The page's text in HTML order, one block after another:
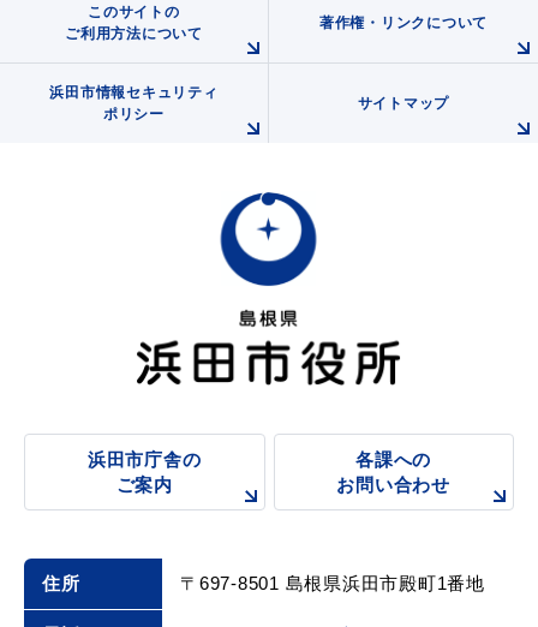
このサイトの
ご利用方法について
著作権・リンクについて
浜田市情報セキュリティ
ポリシー
サイトマップ
浜田市庁舎の
ご案内
各課への
お問い合わせ
住所 〒697-8501 島根県浜田市殿町1番地